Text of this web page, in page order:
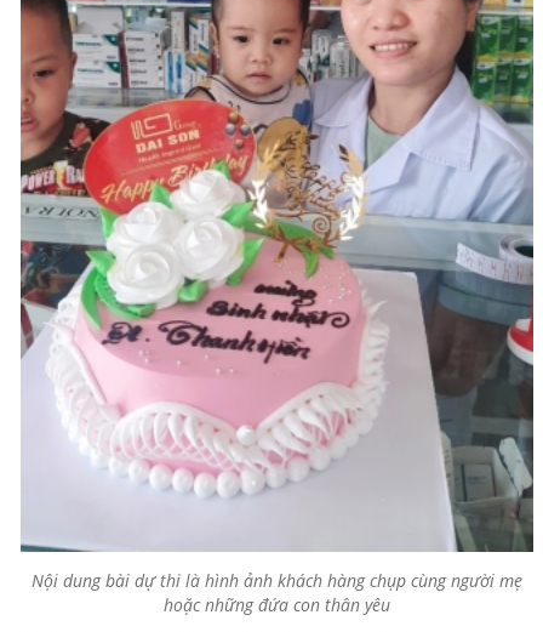
Nội dung bài dự thi là hình ảnh khách hàng chụp cùng người mẹ
hoặc những đứa con thân yêu